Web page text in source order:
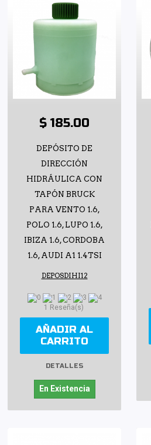
$ 185.00
DEPÓSITO DE
DIRECCIÓN
HIDRÁULICA CON
TAPÓN BRUCK
PARA VENTO 1.6,
POLO 1.6, LUPO 1.6,
IBIZA 1.6, CORDOBA
1.6, AUDI A1 1.4TSI
DEPOSDIHI12
1 Reseña(s)
AÑADIR AL
CARRITO
DETALLES
En Existencia